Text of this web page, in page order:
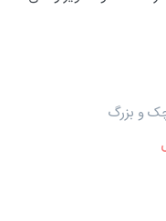
و بزرگ